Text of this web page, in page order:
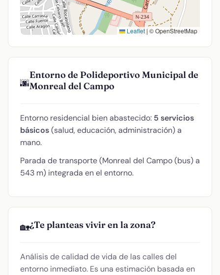
Leaflet |© OpenStreetMap
🌆
Entorno de Polideportivo Municipal de
Monreal del Campo
Entorno residencial bien abastecido: 5 servicios
básicos(salud, educación, administración) a
mano.
Parada de transporte (Monreal del Campo (bus) a
543 m) integrada en el entorno.
🏡¿Te planteas vivir en la zona?
Análisis de calidad de vida de las calles del
entorno inmediato. Es una estimación basada en